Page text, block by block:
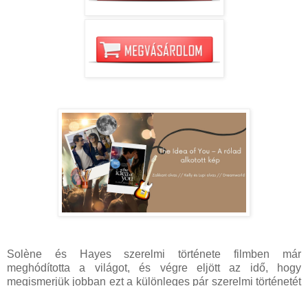
Solène és Hayes szerelmi története filmben már
meghódította a világot, és végre eljött az idő, hogy
megismerjük jobban ezt a különleges pár szerelmi történetét